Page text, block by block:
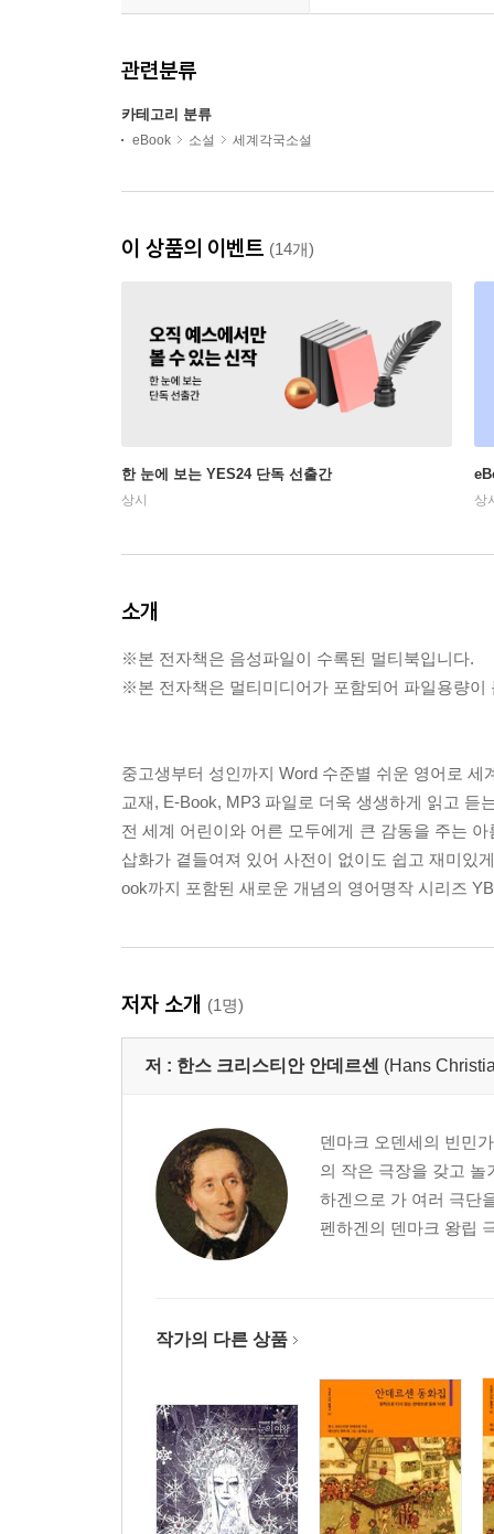
관련분류
카테고리 분류
eBook 소설 세계각국소설
이 상품의 이벤트 (14개)
한 눈에 보는 YES24 단독 선출간
상시 상
소개
※본 전자책은 음성파일이 수록된 멀티북입니다.
※본 전자책은 멀티미디어가 포함되어 파일용량
중고생부터 성인까지 Word 수준별 쉬운 영어로 세
교재, E-Book, MP3 파일로 더욱 생생하게 읽고 듣
전 세계 어린이와 어른 모두에게 큰 감동을 주는
삽화가 곁들여져 있어 사전이 없이도 쉽고 재미있
ook까지 포함된 새로운 개념의 영어명작 시리즈
저자 소개 (1명)
저 : 한스 크리스티안 안데르센 (Hans
덴마크 오덴세의 빈민
의 작은 극장을 갖고 놀
하겐으로 가 여러 극단
펜하겐의 덴마크 왕립
작가의 다른 상품